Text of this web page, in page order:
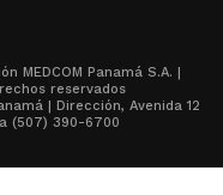
MEDCOM Panamá S.A. |
reservados
| Dirección, Avenida 12
(507) 390-6700